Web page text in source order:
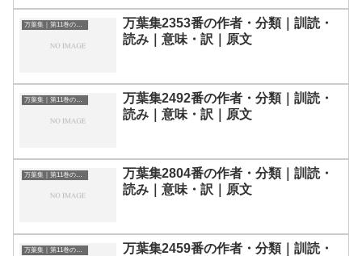
万葉集｜第11巻の和歌一覧
万葉集2353番の作者・分類｜訓読・
読み｜意味・訳｜原文
万葉集｜第11巻の和歌一覧
万葉集2492番の作者・分類｜訓読・
読み｜意味・訳｜原文
万葉集｜第11巻の和歌一覧
万葉集2804番の作者・分類｜訓読・
読み｜意味・訳｜原文
万葉集｜第11巻の和歌一覧
万葉集2459番の作者・分類｜訓読・